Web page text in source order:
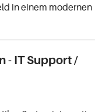
in einem modernen
- IT Support /